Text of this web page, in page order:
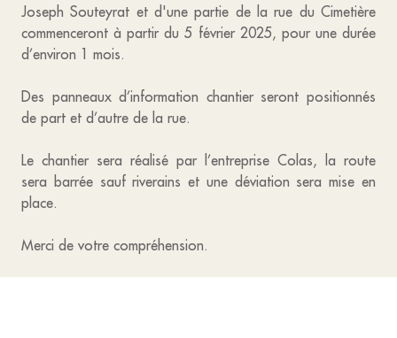
Joseph Souteyrat et d'une partie de la rue du Cimetière
commenceront à partir du 5 février 2025, pour une durée
d’environ 1 mois.
Des panneaux d’information chantier seront positionnés
de part et d’autre de la rue.
Le chantier sera réalisé par l’entreprise Colas, la route
sera barrée sauf riverains et une déviation sera mise en
place.
Merci de votre compréhension.